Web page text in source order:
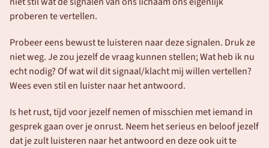
proberen te vertellen.
Probeer eens bewust te luisteren naar deze signalen. Druk ze
niet weg. Je zou jezelf de vraag kunnen stellen; Wat heb ik nu
echt nodig? Of wat wil dit signaal/klacht mij willen vertellen?
Wees even stil en luister naar het antwoord.
Is het rust, tijd voor jezelf nemen of misschien met iemand in
gesprek gaan over je onrust. Neem het serieus en beloof jezelf
dat je zult luisteren naar het antwoord en deze ook uit te